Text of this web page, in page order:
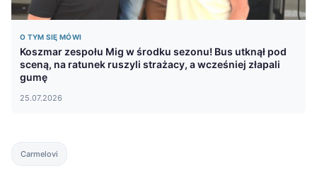
O TYM SIĘ MÓWI
Koszmar zespołu Mig w środku sezonu! Bus utknął pod
sceną, na ratunek ruszyli strażacy, a wcześniej złapali
gumę
25.07.2026
Carmelovi